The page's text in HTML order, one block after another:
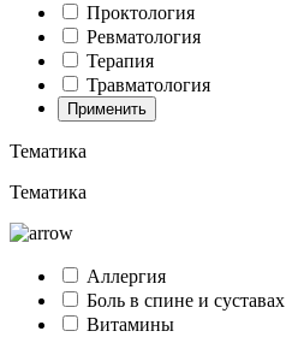
Проктология
Ревматология
Терапия
Травматология
Применить
Тематика
Тематика
Аллергия
Боль в спине и суставах
Витамины